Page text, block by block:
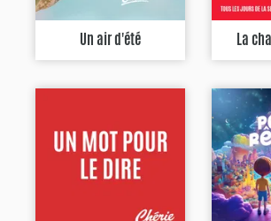
Un air d'été La